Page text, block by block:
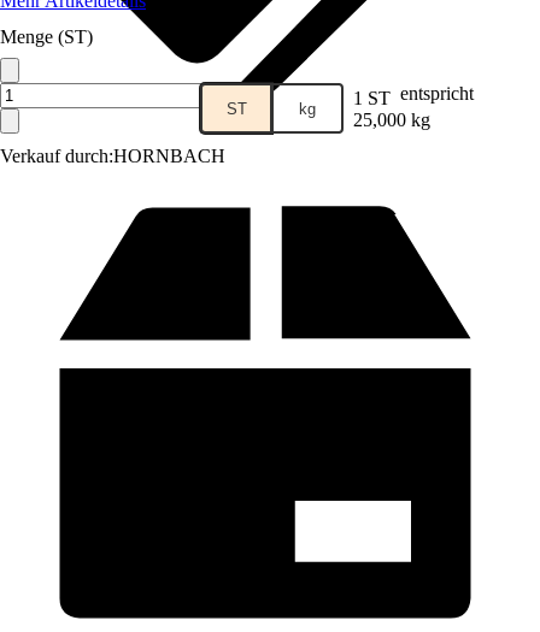
Verkauf durch:HORNBACH
Menge (ST)
ST kg 1 ST entspricht
25,000 kg